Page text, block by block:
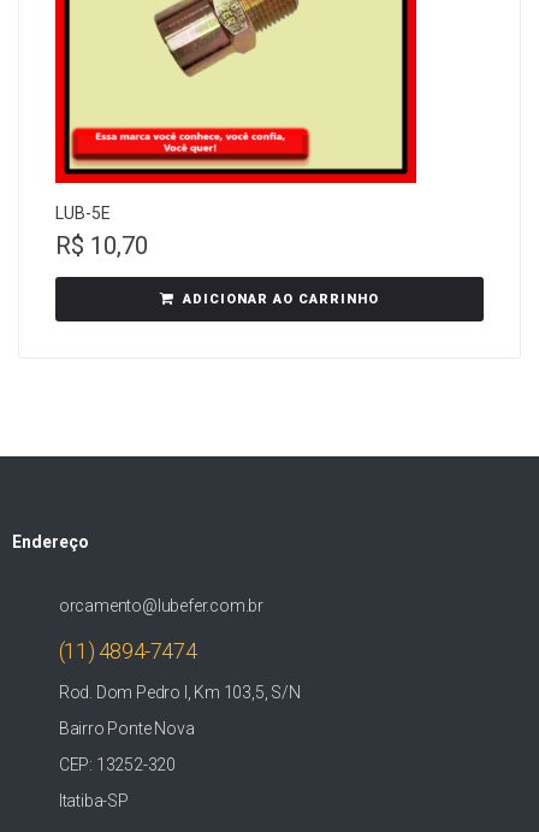
LUB-5E
R$ 10,70
ADICIONAR AO CARRINHO
Endereço
orcamento@lubefer.com.br
(11) 4894-7474
Rod. Dom Pedro I, Km 103,5, S/N
Bairro Ponte Nova
CEP: 13252-320
Itatiba-SP